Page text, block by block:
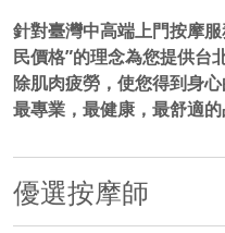
針對臺灣中高端上門按摩
民價格”的理念為您提供台
除肌肉疲勞，使您得到身
最專業，最健康，最舒適的
優選按摩師